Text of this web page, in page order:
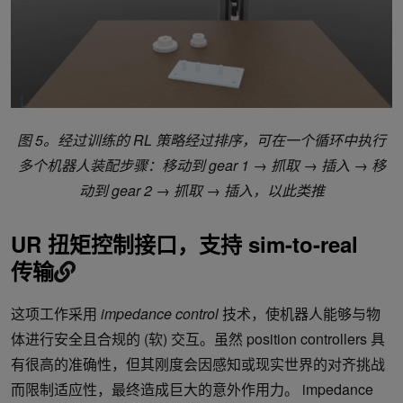
图 5。经过训练的 RL 策略经过排序，可在一个循环中执行
多个机器人装配步骤：移动到 gear 1 → 抓取 → 插入 → 移
动到 gear 2 → 抓取 → 插入，以此类推
UR 扭矩控制接口，支持 sim-to-real
传输
这项工作采用 impedance control技术，使机器人能够与物
体进行安全且合规的 (软) 交互。虽然 position controllers 具
有很高的准确性，但其刚度会因感知或现实世界的对齐挑战
而限制适应性，最终造成巨大的意外作用力。 impedance